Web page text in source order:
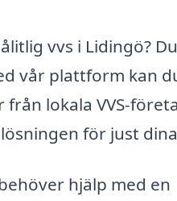
vvs i Lidingö?
vår plattform kan
lokala VVS-
för just
hjälp med en